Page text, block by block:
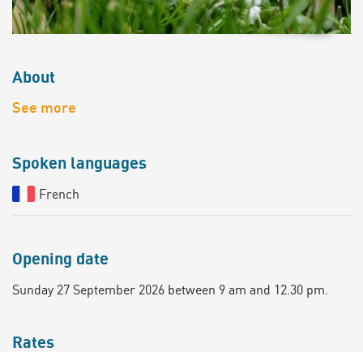
About
See more
Spoken languages
French
Opening date
Sunday 27 September 2026 between 9 am and 12.30 pm.
Rates